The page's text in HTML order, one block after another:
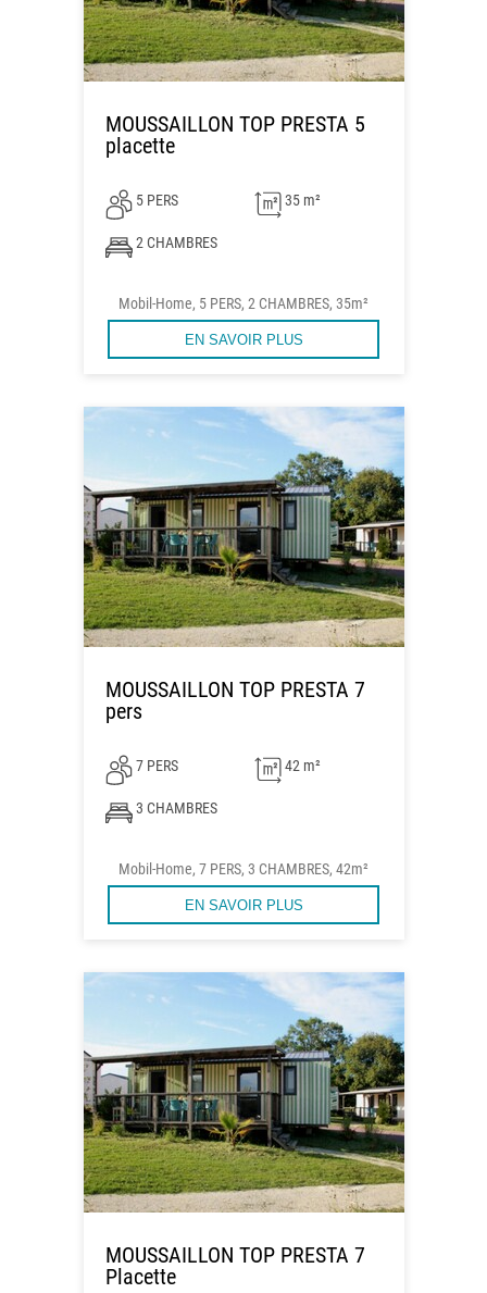
MOUSSAILLON TOP PRESTA 5
placette
5 PERS 35 m²
2 CHAMBRES
Mobil-Home, 5 PERS, 2 CHAMBRES, 35m²
EN SAVOIR PLUS
MOUSSAILLON TOP PRESTA 7
pers
7 PERS 42 m²
3 CHAMBRES
Mobil-Home, 7 PERS, 3 CHAMBRES, 42m²
EN SAVOIR PLUS
MOUSSAILLON TOP PRESTA 7
Placette